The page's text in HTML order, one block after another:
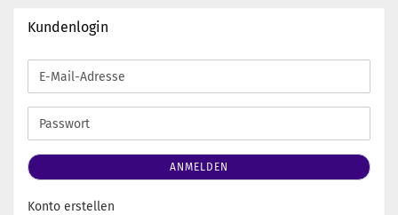
Kundenlogin
E-
Mail-
Adresse
Passwort
ANMELDEN
Konto erstellen